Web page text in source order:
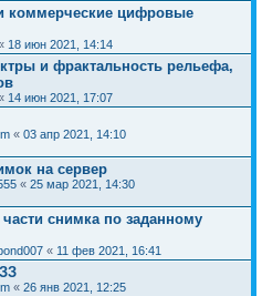
коммерческие цифровые
18 июн 2021, 14:14
и фрактальность рельефа,
14 июн 2021, 17:07
« 03 апр 2021, 14:10
на сервер
« 25 мар 2021, 14:30
снимка по заданному
« 11 фев 2021, 16:41
« 26 янв 2021, 12:25